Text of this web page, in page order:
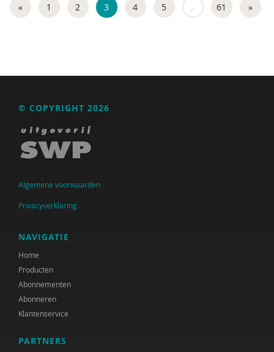
Jelle Drost
Jan Ebskamp
Madelon Eelderink
Kathalijne Eendhuizen
Anneloes Elbertsen
Radboud Engbersen
Monique Engelbertink
Leonie F. le Sage
« 1 2 3 4 5 .. 61 »
© COPYRIGHT 2026
Algemene voorwaarden
Privacyverklaring
NAVIGATIE
Home
Producten
Abonnementen
Abonneren
Klantenservice
PARTNERS